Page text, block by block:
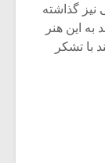
گذاشته
این هنر
با تشکر